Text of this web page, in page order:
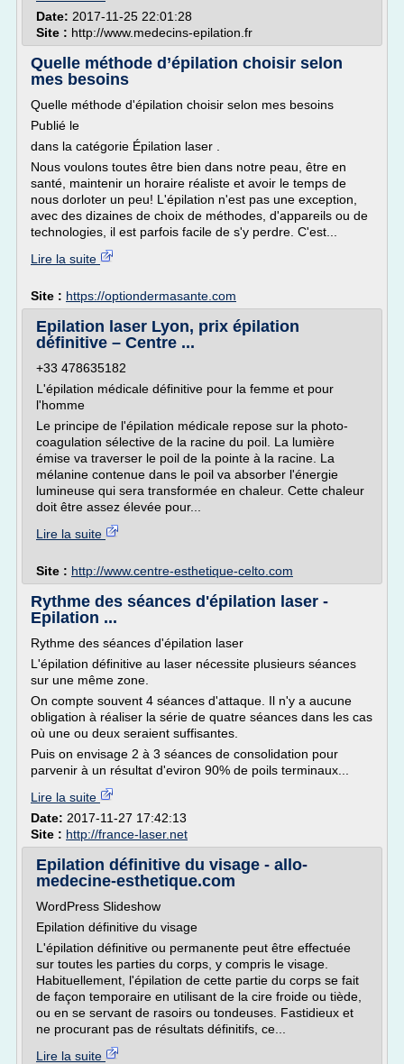
Date: 2017-11-25 22:01:28
Site : http://www.medecins-epilation.fr
Quelle méthode d’épilation choisir selon
mes besoins
Quelle méthode d'épilation choisir selon mes besoins
Publié le
dans la catégorie Épilation laser .
Nous voulons toutes être bien dans notre peau, être en
santé, maintenir un horaire réaliste et avoir le temps de
nous dorloter un peu! L'épilation n'est pas une exception,
avec des dizaines de choix de méthodes, d'appareils ou de
technologies, il est parfois facile de s'y perdre. C'est...
Lire la suite
Site : https://optiondermasante.com
Epilation laser Lyon, prix épilation
définitive – Centre ...
+33 478635182
L'épilation médicale définitive pour la femme et pour
l'homme
Le principe de l'épilation médicale repose sur la photo-
coagulation sélective de la racine du poil. La lumière
émise va traverser le poil de la pointe à la racine. La
mélanine contenue dans le poil va absorber l'énergie
lumineuse qui sera transformée en chaleur. Cette chaleur
doit être assez élevée pour...
Lire la suite
Site : http://www.centre-esthetique-celto.com
Rythme des séances d'épilation laser -
Epilation ...
Rythme des séances d'épilation laser
L'épilation définitive au laser nécessite plusieurs séances
sur une même zone.
On compte souvent 4 séances d'attaque. Il n'y a aucune
obligation à réaliser la série de quatre séances dans les cas
où une ou deux seraient suffisantes.
Puis on envisage 2 à 3 séances de consolidation pour
parvenir à un résultat d'eviron 90% de poils terminaux...
Lire la suite
Date: 2017-11-27 17:42:13
Site : http://france-laser.net
Epilation définitive du visage - allo-
medecine-esthetique.com
WordPress Slideshow
Epilation définitive du visage
L'épilation définitive ou permanente peut être effectuée
sur toutes les parties du corps, y compris le visage.
Habituellement, l'épilation de cette partie du corps se fait
de façon temporaire en utilisant de la cire froide ou tiède,
ou en se servant de rasoirs ou tondeuses. Fastidieux et
ne procurant pas de résultats définitifs, ce...
Lire la suite